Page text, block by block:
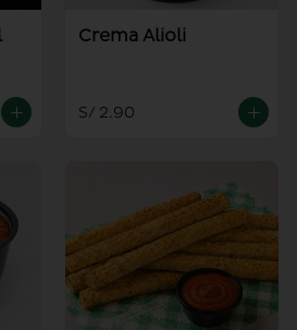
Crema Alioli
S/ 2.90